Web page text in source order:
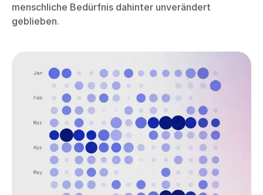
menschliche Bedürfnis dahinter unverändert
geblieben.